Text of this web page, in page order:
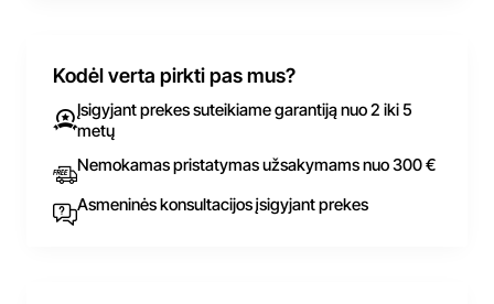
Kodėl verta pirkti pas mus?
Įsigyjant prekes suteikiame garantiją nuo 2 iki 5
metų
Nemokamas pristatymas užsakymams nuo 300 €
Asmeninės konsultacijos įsigyjant prekes